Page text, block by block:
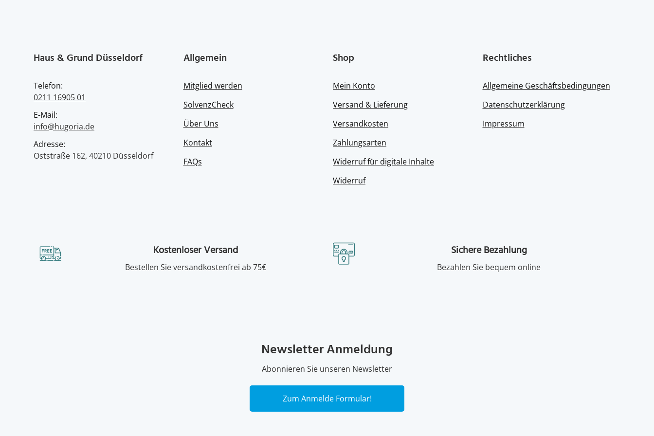
Haus & Grund Düsseldorf
Telefon:
0211 16905 01
E-Mail:
info@hugoria.de
Adresse:
Oststraße 162, 40210 Düsseldorf
Allgemein
Mitglied werden
SolvenzCheck
Über Uns
Kontakt
FAQs
Shop
Mein Konto
Versand & Lieferung
Versandkosten
Zahlungsarten
Widerruf für digitale Inhalte
Widerruf
Rechtliches
Allgemeine Geschäftsbedingungen
Datenschutzerklärung
Impressum
Kostenloser Versand
Bestellen Sie versandkostenfrei ab 75€
Sichere Bezahlung
Bezahlen Sie bequem online
Newsletter Anmeldung
Abonnieren Sie unseren Newsletter
Zum Anmelde Formular!